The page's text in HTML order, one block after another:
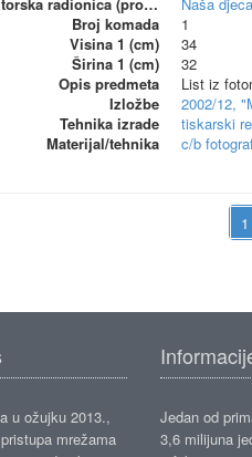
Broj komada
1
Visina 1 (cm)
34
Širina 1 (cm)
32
Opis predmeta
List iz
Izložbe
2002/12,
Tehnika izrade
tiskarski
Materijal/tehnika
c/b
u ožujku 2013.,
mrežama
Jedan od
3,6 milijuna